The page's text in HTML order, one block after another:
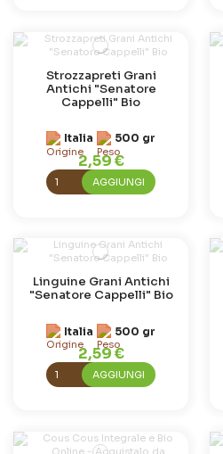
Strozzapreti Grani
Antichi "Senatore
Cappelli" Bio
Italia 500 gr
2,59 €
AGGIUNGI
Linguine Grani Antichi
"Senatore Cappelli" Bio
Italia 500 gr
2,59 €
AGGIUNGI